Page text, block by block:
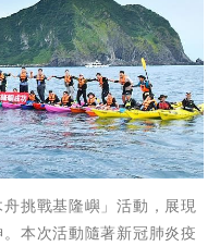
挑戰基隆嶼」活動，展現
本次活動隨著新冠肺炎疫